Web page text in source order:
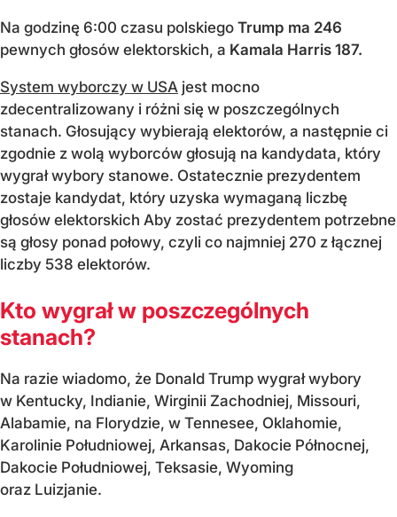
Na godzinę 6:00 czasu polskiego Trump ma 246
pewnych głosów elektorskich, a Kamala Harris 187.
System wyborczy w USA jest mocno
zdecentralizowany i różni się w poszczególnych
stanach. Głosujący wybierają elektorów, a następnie ci
zgodnie z wolą wyborców głosują na kandydata, który
wygrał wybory stanowe. Ostatecznie prezydentem
zostaje kandydat, który uzyska wymaganą liczbę
głosów elektorskich Aby zostać prezydentem potrzebne
są głosy ponad połowy, czyli co najmniej 270 z łącznej
liczby 538 elektorów.
Kto wygrał w poszczególnych
stanach?
Na razie wiadomo, że Donald Trump wygrał wybory
w Kentucky, Indianie, Wirginii Zachodniej, Missouri,
Alabamie, na Florydzie, w Tennesee, Oklahomie,
Karolinie Południowej, Arkansas, Dakocie Północnej,
Dakocie Południowej, Teksasie, Wyoming
oraz Luizjanie.